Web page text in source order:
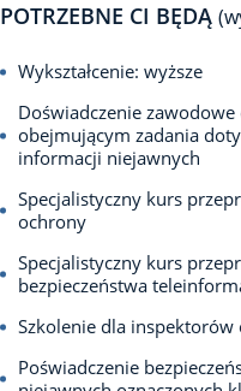
POTRZEBNE CI BĘDĄ
Wykształcenie: wyższe
Doświadczenie
obejmującym zadania
informacji niejawnych
Specjalistyczny kurs
ochrony
Specjalistyczny kurs
bezpieczeństwa
Szkolenie dla inspektorów
Poświadczenie